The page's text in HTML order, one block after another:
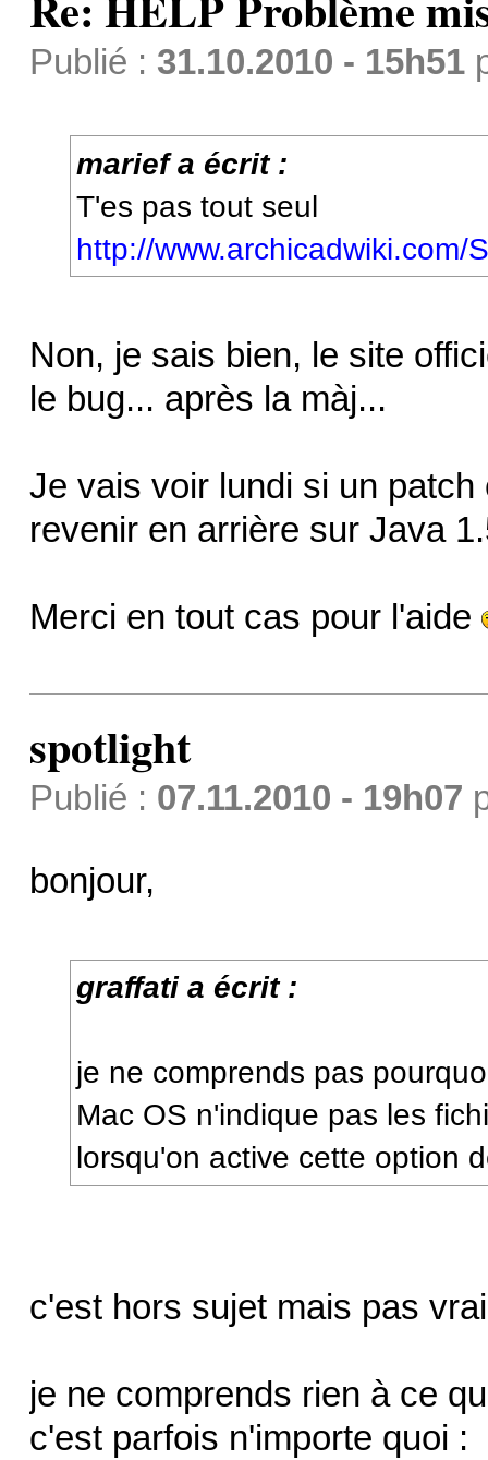
Publié : 31.10.2010 - 15h51
marief a écrit :
T'es pas tout seul
http://www.archicadwiki.com/
Non, je sais bien, le site
le bug... après la màj...
Je vais voir lundi si un
revenir en arrière sur Java
Merci en tout cas pour l'aide
spotlight
Publié : 07.11.2010 - 19h07
bonjour,
graffati a écrit :
je ne comprends pas
Mac OS n'indique pas les
lorsqu'on active cette option
c'est hors sujet mais pas
je ne comprends rien à ce
c'est parfois n'importe quoi :